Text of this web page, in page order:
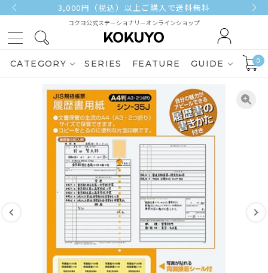
3,000円（税込）以上ご購入で送料無料
コクヨ公式ステーショナリーオンラインショップ
CATEGORY SERIES FEATURE GUIDE 0